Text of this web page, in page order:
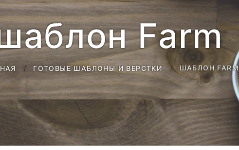
Farm
ГОТОВЫЕ ШАБЛОНЫ И ВЕРСТКИ ШАБЛОН FARM